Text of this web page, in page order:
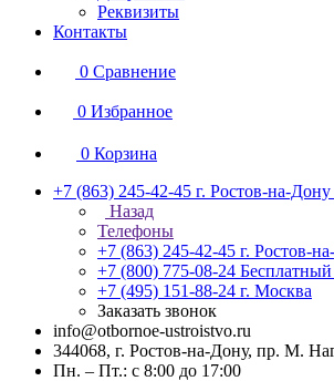
Реквизиты
Контакты
0 Сравнение
0 Избранное
0 Корзина
+7 (863) 245-42-45 г. Ростов-на-Дону
Назад
Телефоны
+7 (863) 245-42-45 г. Ростов-
+7 (800) 775-08-24
+7 (495) 151-88-24 г. Москва
Заказать звонок
info@otbornoe-ustroistvo.ru
344068, г. Ростов-на-Дону, пр. М.
Пн. – Пт.: с 8:00 до 17:00